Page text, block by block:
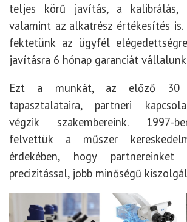
teljes körű javítás, a kalibrálás,
valamint az alkatrész értékesítés
fektetünk az ügyfél
javításra 6 hónap garanciát
Ezt a munkát, az előző 30
tapasztalataira, partneri
végzik szakembereink. 1997-
felvettük a műszer
érdekében, hogy partnereinket
precizitással, jobb minőségű